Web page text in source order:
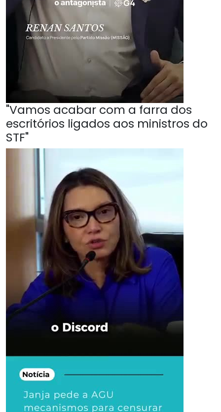
"Vamos acabar com a farra dos
escritórios ligados aos ministros do
STF"